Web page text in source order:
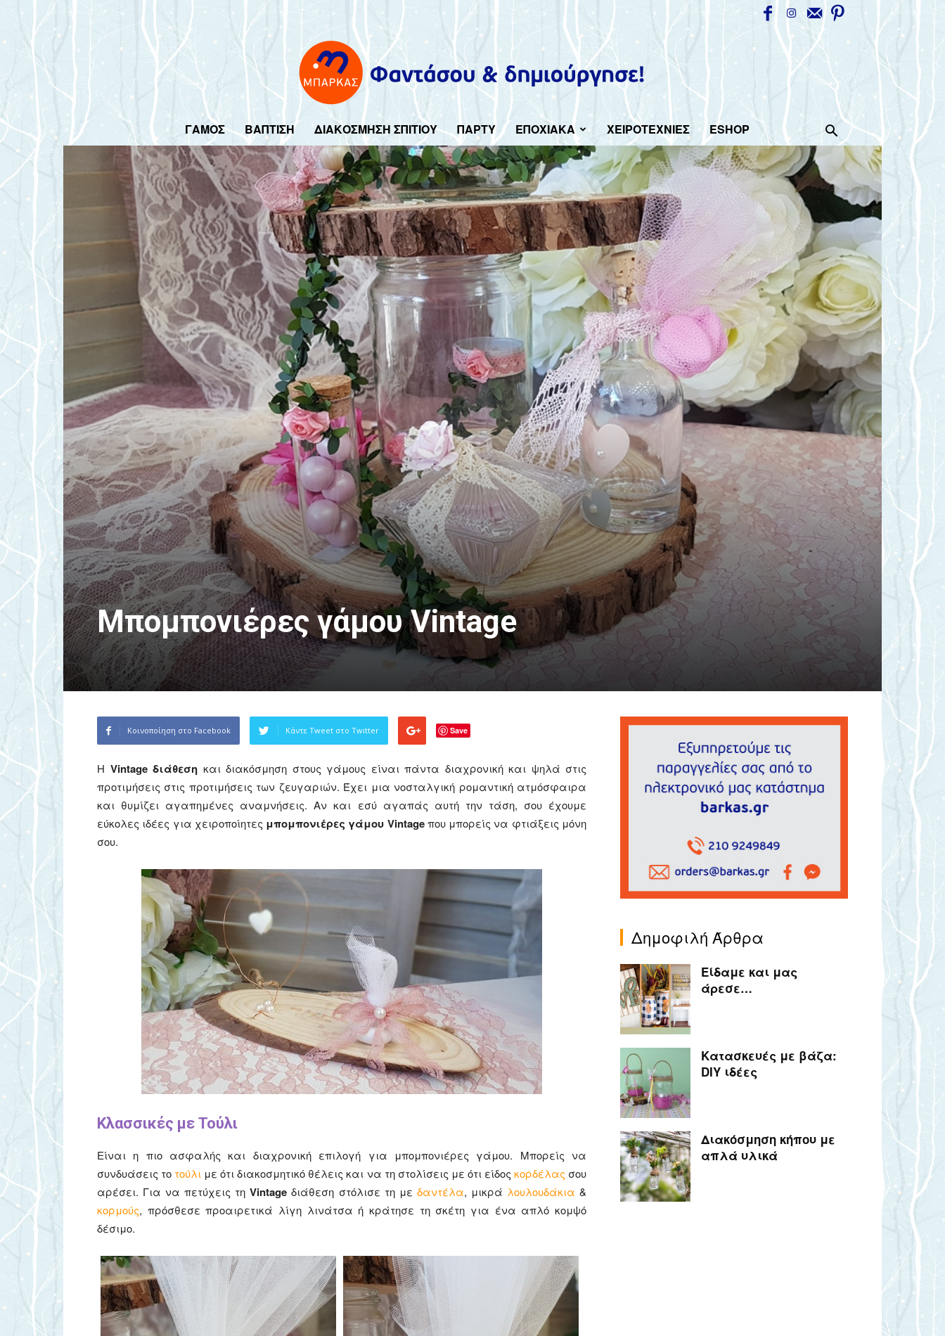
Imagine-
create.gr
–
Είδη
συσκευασίας,
Μπομπονιέρες
Είδη
Διακόσμησης
ΓΑΜΟΣ ΒΑΠΤΙΣΗ ΔΙΑΚΟΣΜΗΣΗ ΣΠΙΤΙΟΥ ΠΑΡΤΥ ΕΠΟΧΙΑΚΑ ΧΕΙΡΟΤΕΧΝΙΕΣ ESHOP
Μπομπονιέρες γάμου Vintage
Κοινοποίηση στο Facebook Κάντε Tweet στο Twitter Save
Η Vintage διάθεση και διακόσμηση στους γάμους είναι πάντα διαχρονική και ψηλά στις
προτιμήσεις στις προτιμήσεις των ζευγαριών. Έχει μια νοσταλγική ρομαντική ατμόσφαιρα
και θυμίζει αγαπημένες αναμνήσεις. Αν και εσύ αγαπάς αυτή την τάση, σου έχουμε
εύκολες ιδέες για χειροποίητες μπομπονιέρες γάμου Vintageπου μπορείς να φτιάξεις μόνη
σου.
Κλασσικές με Τούλι
Είναι η πιο ασφαλής και διαχρονική επιλογή για μπομπονιέρες γάμου. Μπορείς να
συνδυάσεις το τούλι με ότι διακοσμητικό θέλεις και να τη στολίσεις με ότι είδος κορδέλας σου
αρέσει. Για να πετύχεις τηVintage διάθεση στόλισε τη με δαντέλα, μικρά λουλουδάκια&
κορμούς, πρόσθεσε προαιρετικά λίγη λινάτσα ή κράτησε τη σκέτη για ένα απλό κομψό
δέσιμο.
Δημοφιλή Άρθρα
Είδαμε και μας
άρεσε…
Κατασκευές με βάζα:
DIY ιδέες
Διακόσμηση κήπου με
απλά υλικά